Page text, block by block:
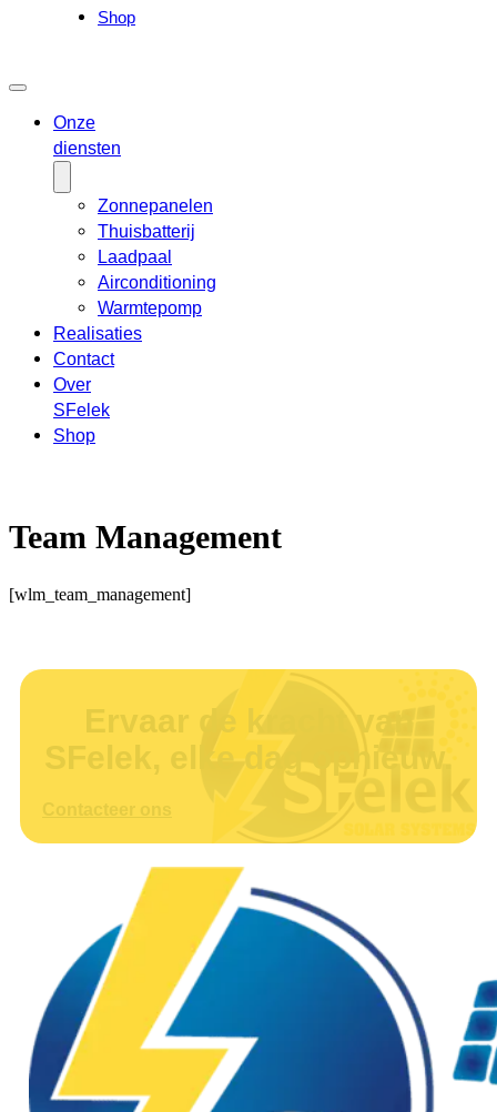
Shop
Onze
diensten
Zonnepanelen
Thuisbatterij
Laadpaal
Airconditioning
Warmtepomp
Realisaties
Contact
Over
SFelek
Shop
Team Management
[wlm_team_management]
Ervaar de kracht van
SFelek, elke dag opnieuw.
Contacteer ons